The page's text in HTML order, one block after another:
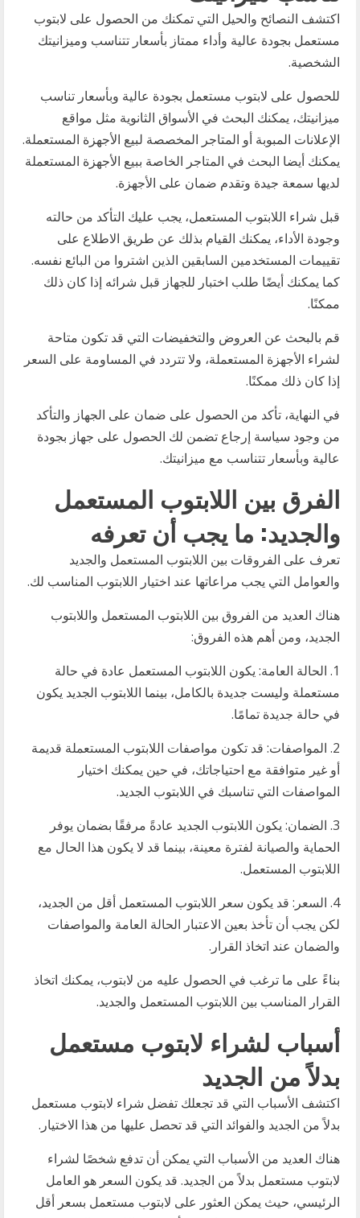
اكتشف النصائح والحيل التي تمكنك من الحصول على لابتوب
مستعمل بجودة عالية وأداء ممتاز بأسعار تتناسب وميزانيتك
الشخصية.
للحصول على لابتوب مستعمل بجودة عالية وبأسعار تناسب
ميزانيتك، يمكنك البحث في الأسواق الثانوية مثل مواقع
الإعلانات المبوبة أو المتاجر المخصصة لبيع الأجهزة المستعملة.
يمكنك أيضا البحث في المتاجر الخاصة ببيع الأجهزة المستعملة
لديها سمعة جيدة وتقدم ضمان على الأجهزة.
قبل شراء اللابتوب المستعمل، يجب عليك التأكد من حالته
وجودة الأداء، يمكنك القيام بذلك عن طريق الاطلاع على
تقييمات المستخدمين السابقين الذين اشتروا من البائع نفسه.
كما يمكنك أيضًا طلب اختبار للجهاز قبل شرائه إذا كان ذلك
ممكنًا.
قم بالبحث عن العروض والتخفيضات التي قد تكون متاحة
لشراء الأجهزة المستعملة، ولا تتردد في المساومة على السعر
إذا كان ذلك ممكنًا.
في النهاية، تأكد من الحصول على ضمان على الجهاز والتأكد
من وجود سياسة إرجاع تضمن لك الحصول على جهاز بجودة
عالية وبأسعار تتناسب مع ميزانيتك.
الفرق بين اللابتوب المستعمل
والجديد: ما يجب أن تعرفه
تعرف على الفروقات بين اللابتوب المستعمل والجديد
والعوامل التي يجب مراعاتها عند اختيار اللابتوب المناسب لك.
هناك العديد من الفروق بين اللابتوب المستعمل واللابتوب
الجديد، ومن أهم هذه الفروق:
1. الحالة العامة: يكون اللابتوب المستعمل عادة في حالة
مستعملة وليست جديدة بالكامل، بينما اللابتوب الجديد يكون
في حالة جديدة تمامًا.
2. المواصفات: قد تكون مواصفات اللابتوب المستعملة قديمة
أو غير متوافقة مع احتياجاتك، في حين يمكنك اختيار
المواصفات التي تناسبك في اللابتوب الجديد.
3. الضمان: يكون اللابتوب الجديد عادةً مرفقًا بضمان يوفر
الحماية والصيانة لفترة معينة، بينما قد لا يكون هذا الحال مع
اللابتوب المستعمل.
4. السعر: قد يكون سعر اللابتوب المستعمل أقل من الجديد،
لكن يجب أن تأخذ بعين الاعتبار الحالة العامة والمواصفات
والضمان عند اتخاذ القرار.
بناءً على ما ترغب في الحصول عليه من لابتوب، يمكنك اتخاذ
القرار المناسب بين اللابتوب المستعمل والجديد.
أسباب لشراء لابتوب مستعمل
بدلاً من الجديد
اكتشف الأسباب التي قد تجعلك تفضل شراء لابتوب مستعمل
بدلاً من الجديد والفوائد التي قد تحصل عليها من هذا الاختيار.
هناك العديد من الأسباب التي يمكن أن تدفع شخصًا لشراء
لابتوب مستعمل بدلاً من الجديد. قد يكون السعر هو العامل
الرئيسي، حيث يمكن العثور على لابتوب مستعمل بسعر أقل